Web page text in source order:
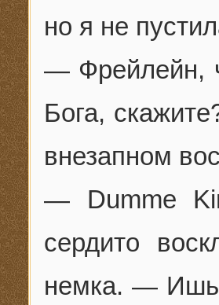
но я не
— Фрейлейн,
Бога,
внезапном
— Dumme
сердито
немка. —